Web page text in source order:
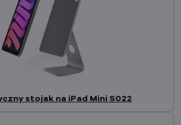
stojak na iPad Mini S022